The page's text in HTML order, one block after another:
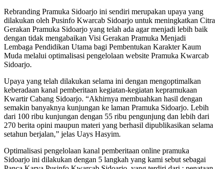
Rebranding Pramuka Sidoarjo ini sendiri merupakan upaya yang
dilakukan oleh Pusinfo Kwarcab Sidoarjo untuk meningkatkan Citra
Gerakan Pramuka Sidoarjo yang telah ada agar menjadi lebih baik
dengan tidak mengabaikan Visi Gerakan Pramuka Menjadi
Lembaga Pendidikan Utama bagi Pembentukan Karakter Kaum
Muda melalui optimalisasi pengelolaan website Pramuka Kwarcab
Sidoarjo.
Upaya yang telah dilakukan selama ini dengan mengoptimalkan
keberadaan kanal pemberitaan kegiatan-kegiatan kepramukaan
Kwartir Cabang Sidoarjo. “Akhirnya membuahkan hasil dengan
semakin banyaknya kunjungan ke laman Pramuka Sidoarjo. Lebih
dari 100 ribu kunjungan dengan 55 ribu pengunjung dan lebih dari
270 berita opini maupun materi yang berhasil dipublikasikan selama
setahun berjalan,” jelas Uays Hasyim.
Optimalisasi pengelolaan kanal pemberitaan online pramuka
Sidoarjo ini dilakukan dengan 5 langkah yang kami sebut sebagai